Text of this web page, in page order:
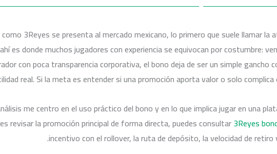
علاج الاضطرابات النفسية و الشخصية
como 3Reyes se presenta al mercado mexicano, lo primero que suele llamar
es donde muchos jugadores con experiencia se equivocan por costumbre:
con poca transparencia corporativa, el bono deja de ser un simple gancho
real. Si la meta es entender si una promoción aporta valor o solo
me centro en el uso práctico del bono y en lo que implica jugar en una
revisar la promoción principal de forma directa, puedes consultar3Reyes
incentivo con el rollover, la ruta de depósito, la velocidad de